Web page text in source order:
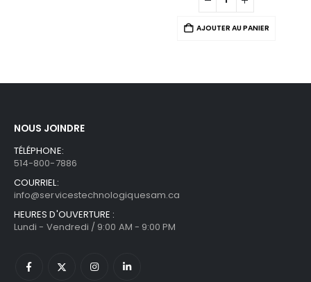
AJOUTER AU PANIER
NOUS JOINDRE
TÉLÉPHONE:
514-800-7886
COURRIEL:
info@servicestechnologiquesam.ca
HEURES D'OUVERTURE :
Lundi - Vendredi / 9:00 AM - 9:00 PM